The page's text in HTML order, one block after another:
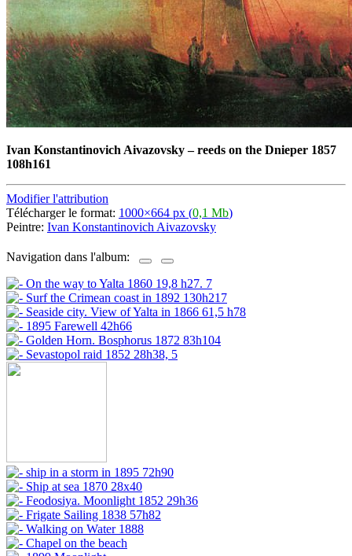
Ivan Konstantinovich Aivazovsky–reeds on the Dnieper 1857
108h161
Modifier l'attribution
Télécharger le format: 1000×664 px (0,1 Mb)
Peintre: Ivan Konstantinovich Aivazovsky
Navigation dans l'album: